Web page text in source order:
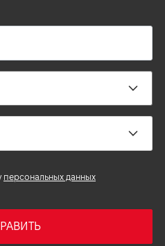
персональных данных